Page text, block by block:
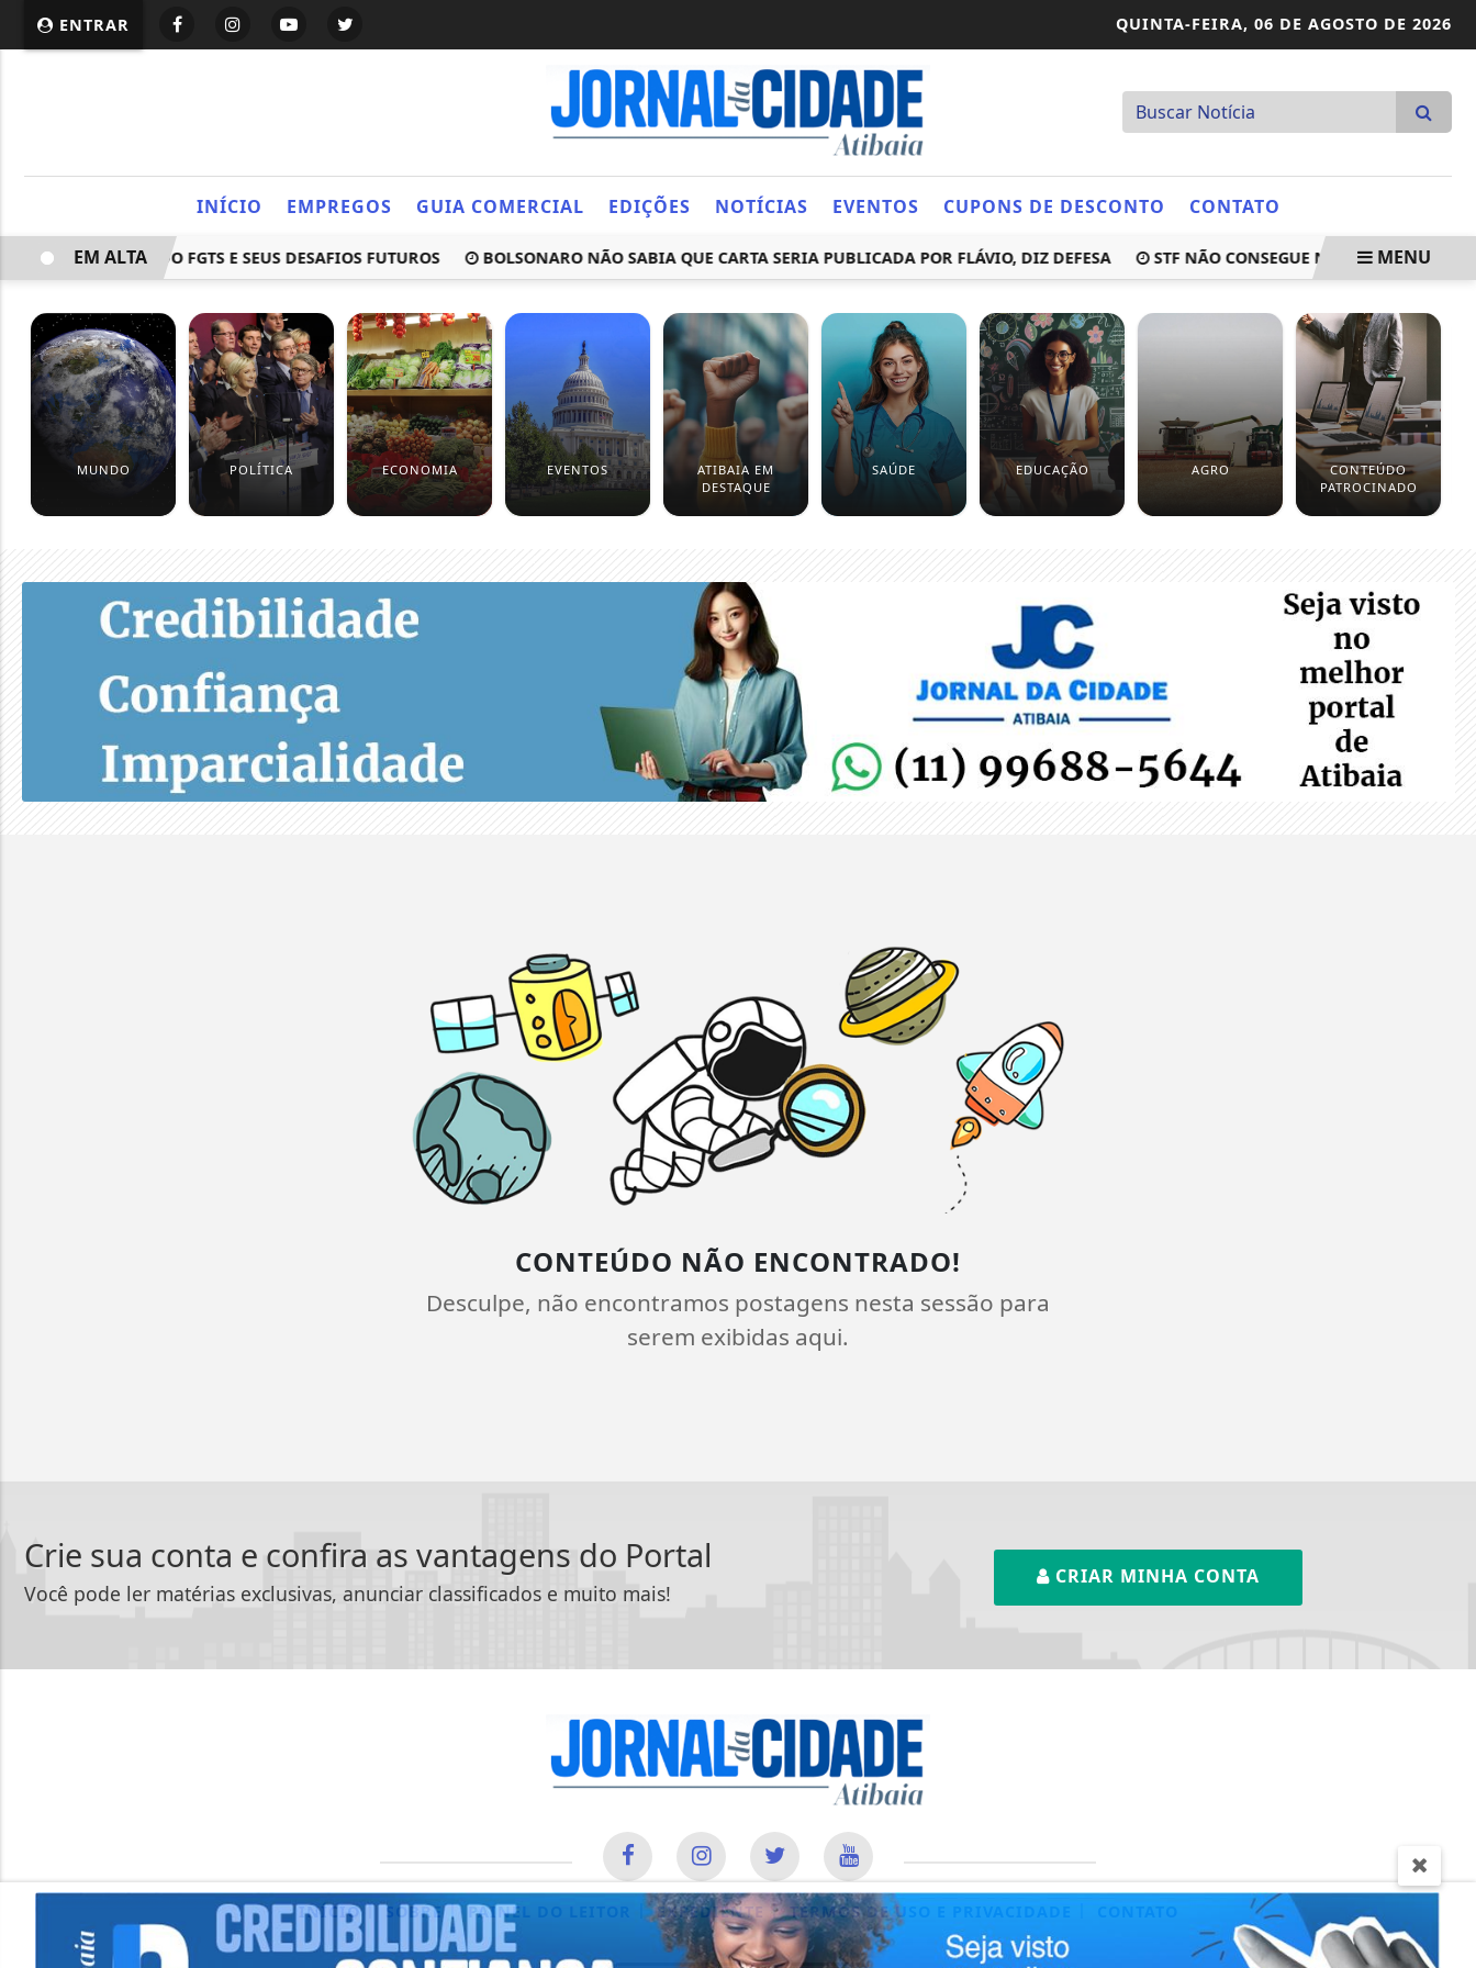
ENTRAR QUINTA-FEIRA, 06 DE AGOSTO DE 2026
INÍCIO EMPREGOS GUIA COMERCIAL EDIÇÕES NOTÍCIAS EVENTOS CUPONS DE DESCONTO CONTATO
OS 60 ANOS DO FGTS E SEUS DESAFIOS FUTUROS BOLSONARO NÃO SABIA QUE CARTA SERIA PUBLICADA POR FLÁVIO, DIZ DEFESA STF NÃO CONSEGUE NOTIFICAR MÁRIO
EM ALTA MENU
MUNDO POLÍTICA ECONOMIA EVENTOS
ATIBAIA EM
DESTAQUE
SAÚDE EDUCAÇÃO AGRO
CONTEÚDO
PATROCINADO
CONTEÚDO NÃO ENCONTRADO!
Desculpe, não encontramos postagens nesta sessão para
serem exibidas aqui.
Crie sua conta e confira as vantagens do Portal
Você pode ler matérias exclusivas, anunciar classificados e muito mais!
CRIAR MINHA CONTA
INÍCIO | SOBRE | PAINEL DO LEITOR | EXPEDIENTE | TERMOS DE USO E PRIVACIDADE